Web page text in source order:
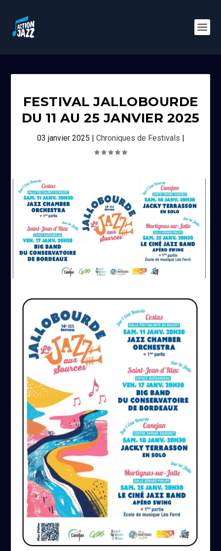
FESTIVAL JALLOBOURDE
DU 11 AU 25 JANVIER 2025
03 janvier 2025 | Chroniques de Festivals |